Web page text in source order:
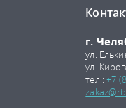
г.
ул.
ул.
тел.:+7